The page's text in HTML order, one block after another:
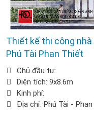
Thiết kế thi công
Phú Tài Phan Thiết
Chủ đầu tư:
Diện tích: 9x8.6m
Kinh phí:
Địa chỉ: Phú Tài -